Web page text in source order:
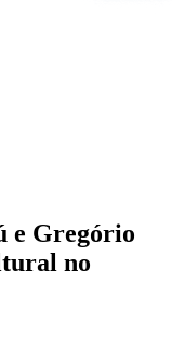
e Gregório
no